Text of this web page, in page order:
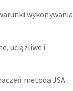
wykonywania
uciążliwe i
metodą JSA